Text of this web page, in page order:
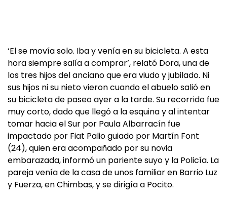
‘El se movía solo. Iba y venía en su bicicleta. A esta
hora siempre salía a comprar’, relató Dora, una de
los tres hijos del anciano que era viudo y jubilado. Ni
sus hijos ni su nieto vieron cuando el abuelo salió en
su bicicleta de paseo ayer a la tarde. Su recorrido fue
muy corto, dado que llegó a la esquina y al intentar
tomar hacia el Sur por Paula Albarracín fue
impactado por Fiat Palio guiado por Martín Font
(24), quien era acompañado por su novia
embarazada, informó un pariente suyo y la Policía. La
pareja venía de la casa de unos familiar en Barrio Luz
y Fuerza, en Chimbas, y se dirigía a Pocito.